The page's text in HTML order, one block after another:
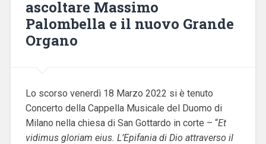
ascoltare Massimo
Palombella e il nuovo Grande
Organo
Lo scorso venerdì 18 Marzo 2022 si è tenuto
Concerto della Cappella Musicale del Duomo di
Milano nella chiesa di San Gottardo in corte – “Et
vidimus gloriam eius. L’Epifania di Dio attraverso il